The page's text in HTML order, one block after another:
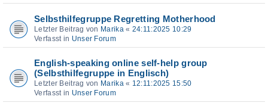
Selbsthilfegruppe Regretting Motherhood
Letzter Beitrag von Marika« 24:11:2025 10:29
Verfasst in Unser Forum
English-speaking online self-help group
(Selbsthilfegruppe in Englisch)
Letzter Beitrag von Marika« 12:11:2025 15:50
Verfasst in Unser Forum